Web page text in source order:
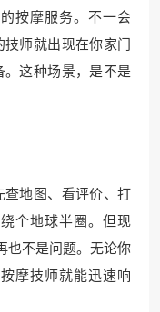
按摩服务。不一会
师就出现在你家门
。这种场景，是不是
地图、看评价、打
个地球半圈。但现
也不是问题。无论你
摩技师就能迅速响